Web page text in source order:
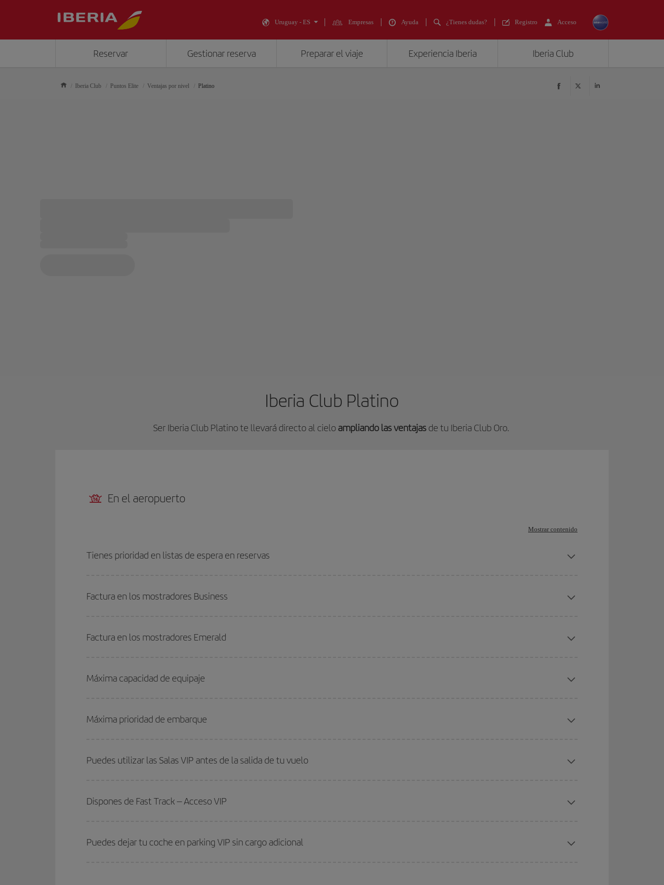
Uruguay - ES Empresas Ayuda ¿Tienes dudas? Registro Acceso
Reservar Gestionar reserva Preparar el viaje Experiencia Iberia Iberia Club
Iberia Club Puntos Elite Ventajas por nivel Platino
Iberia Club Platino
Ser Iberia Club Platino te llevará directo al cielo ampliando las ventajas de tu Iberia Club Oro.
En el aeropuerto
Mostrar contenido
Tienes prioridad en listas de espera en reservas
Factura en los mostradores Business
Factura en los mostradores Emerald
Máxima capacidad de equipaje
Máxima prioridad de embarque
Puedes utilizar las Salas VIP antes de la salida de tu vuelo
Dispones de Fast Track – Acceso VIP
Puedes dejar tu coche en parking VIP sin cargo adicional